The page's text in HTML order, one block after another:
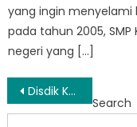
yang ingin menyelami
pada tahun 2005,
negeri yang […]
Post
Disdik Kutim Diakui Atas Keunggulannya dalam Kepemimpinan Pendidikan
Search